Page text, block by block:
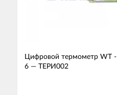
Цифровой термометр WT -
6 — ТЕРИ002